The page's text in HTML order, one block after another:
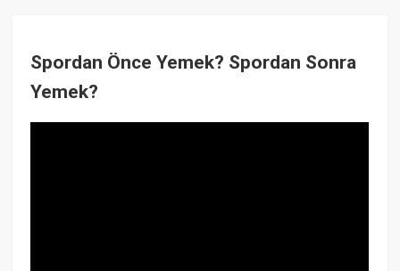
Spordan Önce Yemek? Spordan Sonra
Yemek?